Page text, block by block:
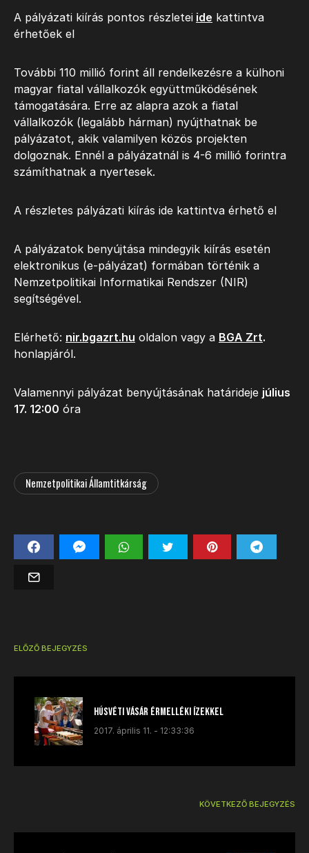
A pályázati kiírás pontos részletei ide kattintva
érhetőek el
További 110 millió forint áll rendelkezésre a külhoni
magyar fiatal vállalkozók együttműködésének
támogatására. Erre az alapra azok a fiatal
vállalkozók (legalább hárman) nyújthatnak be
pályázatot, akik valamilyen közös projekten
dolgoznak. Ennél a pályázatnál is 4-6 millió forintra
számíthatnak a nyertesek.
A részletes pályázati kiírás ide kattintva érhető el
A pályázatok benyújtása mindegyik kiírás esetén
elektronikus (e-pályázat) formában történik a
Nemzetpolitikai Informatikai Rendszer (NIR)
segítségével.
Elérhető: nir.bgazrt.hu oldalon vagy a BGA Zrt.
honlapjáról.
Valamennyi pályázat benyújtásának határideje július
17. 12:00 óra
Nemzetpolitikai Államtitkárság
ELŐZŐ BEJEGYZÉS
Húsvéti vásár érmelléki ízekkel
2017. április 11. - 12:33:36
KÖVETKEZŐ BEJEGYZÉS